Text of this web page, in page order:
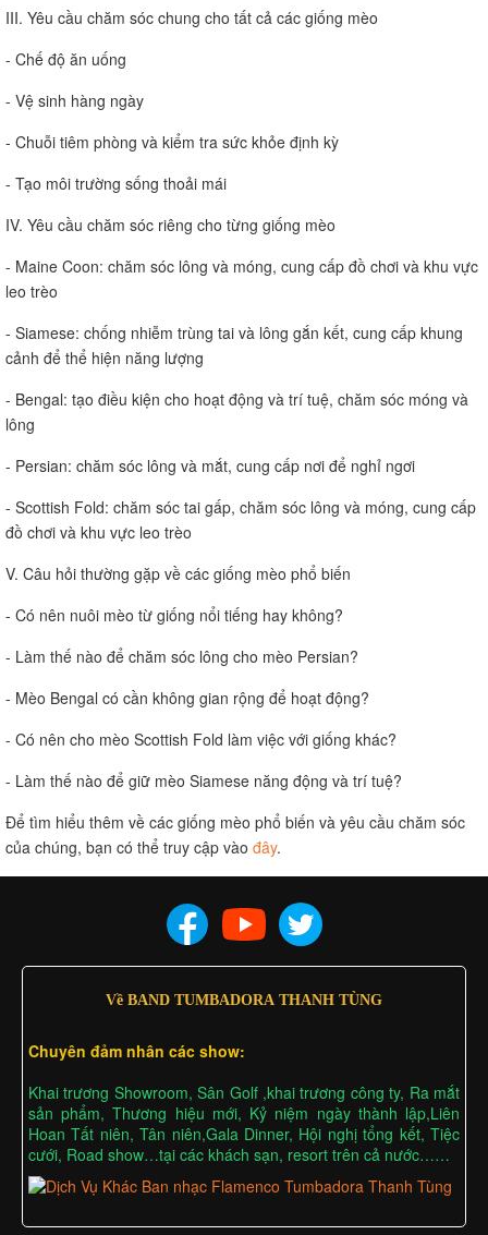
III. Yêu cầu chăm sóc chung cho tất cả các giống mèo
- Chế độ ăn uống
- Vệ sinh hàng ngày
- Chuỗi tiêm phòng và kiểm tra sức khỏe định kỳ
- Tạo môi trường sống thoải mái
IV. Yêu cầu chăm sóc riêng cho từng giống mèo
- Maine Coon: chăm sóc lông và móng, cung cấp đồ chơi và khu vực
leo trèo
- Siamese: chống nhiễm trùng tai và lông gắn kết, cung cấp khung
cảnh để thể hiện năng lượng
- Bengal: tạo điều kiện cho hoạt động và trí tuệ, chăm sóc móng và
lông
- Persian: chăm sóc lông và mắt, cung cấp nơi để nghỉ ngơi
- Scottish Fold: chăm sóc tai gấp, chăm sóc lông và móng, cung cấp
đồ chơi và khu vực leo trèo
V. Câu hỏi thường gặp về các giống mèo phổ biến
- Có nên nuôi mèo từ giống nổi tiếng hay không?
- Làm thế nào để chăm sóc lông cho mèo Persian?
- Mèo Bengal có cần không gian rộng để hoạt động?
- Có nên cho mèo Scottish Fold làm việc với giống khác?
- Làm thế nào để giữ mèo Siamese năng động và trí tuệ?
Để tìm hiểu thêm về các giống mèo phổ biến và yêu cầu chăm sóc
của chúng, bạn có thể truy cập vào đây.
Về BAND TUMBADORA THANH TÙNG
Chuyên đảm nhân các show:
Khai trương Showroom, Sân Golf ,khai trương công ty, Ra mắt
sản phẩm, Thương hiệu mới, Kỷ niệm ngày thành lập,Liên
Hoan Tất niên, Tân niên,Gala Dinner, Hội nghị tổng kết, Tiệc
cưới, Road show…tại các khách sạn, resort trên cả nước……